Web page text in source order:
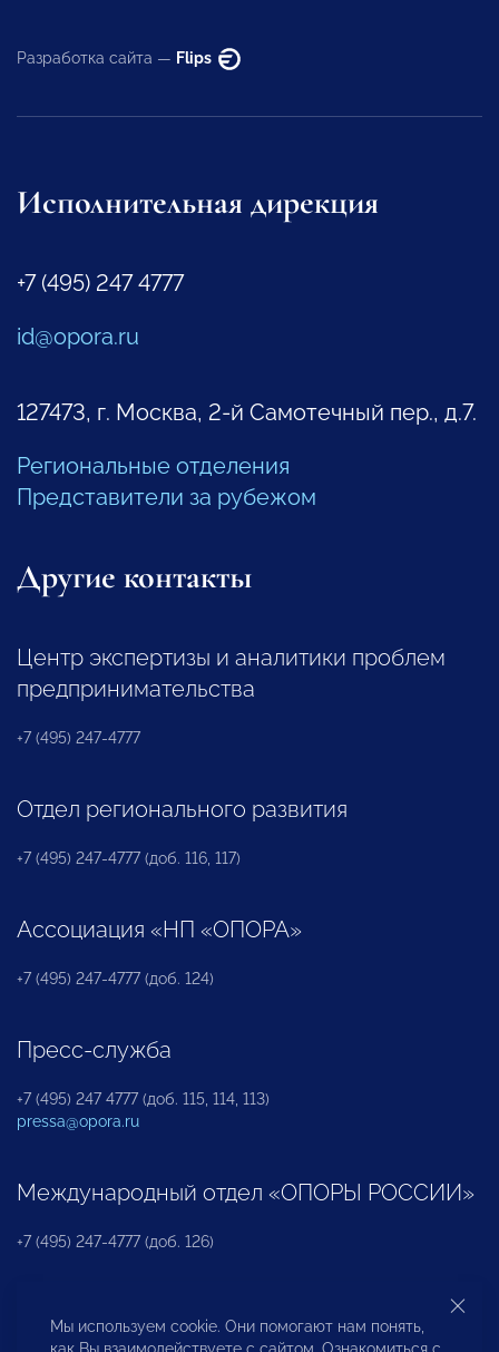
Разработка сайта — Flips
Исполнительная дирекция
+7 (495) 247 4777
id@opora.ru
127473, г. Москва, 2-й Самотечный пер., д.7.
Региональные отделения
Представители за рубежом
Другие контакты
Центр экспертизы и аналитики проблем
предпринимательства
+7 (495) 247-4777
Отдел регионального развития
+7 (495) 247-4777 (доб. 116, 117)
Ассоциация «НП «ОПОРА»
+7 (495) 247-4777 (доб. 124)
Пресс-служба
+7 (495) 247 4777 (доб. 115, 114, 113)
pressa@opora.ru
Международный отдел «ОПОРЫ РОССИИ»
+7 (495) 247-4777 (доб. 126)
Бюро по защите прав предпринимателей и
инвесторов
Мы используем cookie. Они помогают нам понять,
как Вы взаимодействуете с сайтом. Ознакомиться с